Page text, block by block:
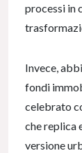
processi in
Invece,
fondi
celebrato
che replica
versione